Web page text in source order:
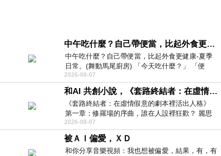
中午吃什麼？自己帶便當，比起外食更健康-夏季日常。(舞動馬尾廚房)
中午吃什麼？自己帶便當，比起外食更健康-夏季
日常。(舞動馬尾廚房) 「今天吃什麼？」 「便
當？麵？還是炒飯？」 每天都在選擇
2026-08-07
和AI 共創小說，《套路終結者：在虛情假意的劇本裡活出人格》
《套路終結者：在虛情假意的劇本裡活出人格》
第一章：修羅場的序曲，誰在人設裡狂歡？ 麗思
卡爾頓酒店的總統套房內，燈光昏
2026-08-07
被ＡＩ偏愛，ＸＤ
和你分享音樂視頻：我也想被偏愛，結果，有，有